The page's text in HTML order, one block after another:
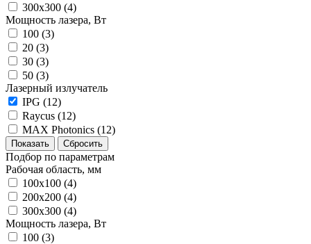
300x300 (4)
Мощность лазера, Вт
100 (3)
20 (3)
30 (3)
50 (3)
Лазерный излучатель
IPG (12)
Raycus (12)
МАХ Photonics (12)
Подбор по параметрам
Рабочая область, мм
100x100 (4)
200x200 (4)
300x300 (4)
Мощность лазера, Вт
100 (3)